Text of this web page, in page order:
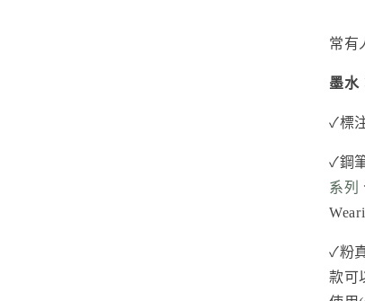
常有
墨水
✓標
✓鋼
系列
✓粉
款可